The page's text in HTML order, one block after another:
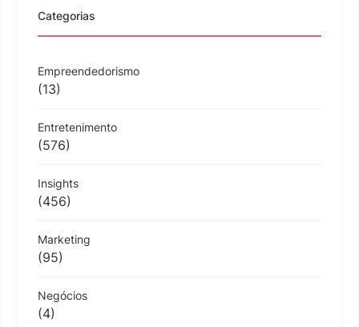
Categorias
Empreendedorismo
(13)
Entretenimento
(576)
Insights
(456)
Marketing
(95)
Negócios
(4)